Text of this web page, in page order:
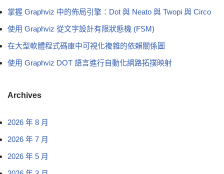
掌握 Graphviz 中的佈局引擎：Dot 與 Neato 與 Twopi 與 Circo
使用 Graphviz 從文字設計有限狀態機 (FSM)
在大型軟體程式碼庫中可視化複雜的依賴關係圖
使用 Graphviz DOT 語言進行自動化網路拓撲映射
Archives
2026 年 8 月
2026 年 7 月
2026 年 5 月